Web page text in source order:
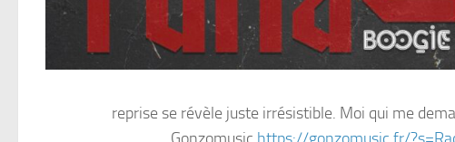
reprise se révèle juste irrésistible. Moi qui me